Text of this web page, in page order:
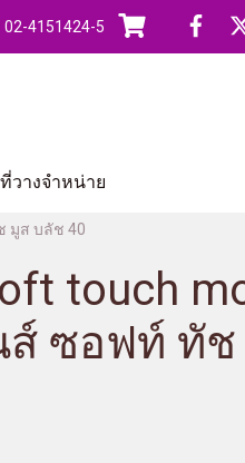
02-4151424-5
วางจำหน่าย
มูส บลัช 40
touch
ส์ ซอฟท์ ทั